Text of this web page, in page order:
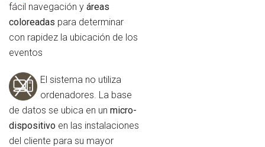
fácil navegación y áreas
coloreadas para determinar
con rapidez la ubicación de los
eventos
El sistema no utiliza
ordenadores. La base
de datos se ubica en un micro-
dispositivo en las instalaciones
del cliente para su mayor